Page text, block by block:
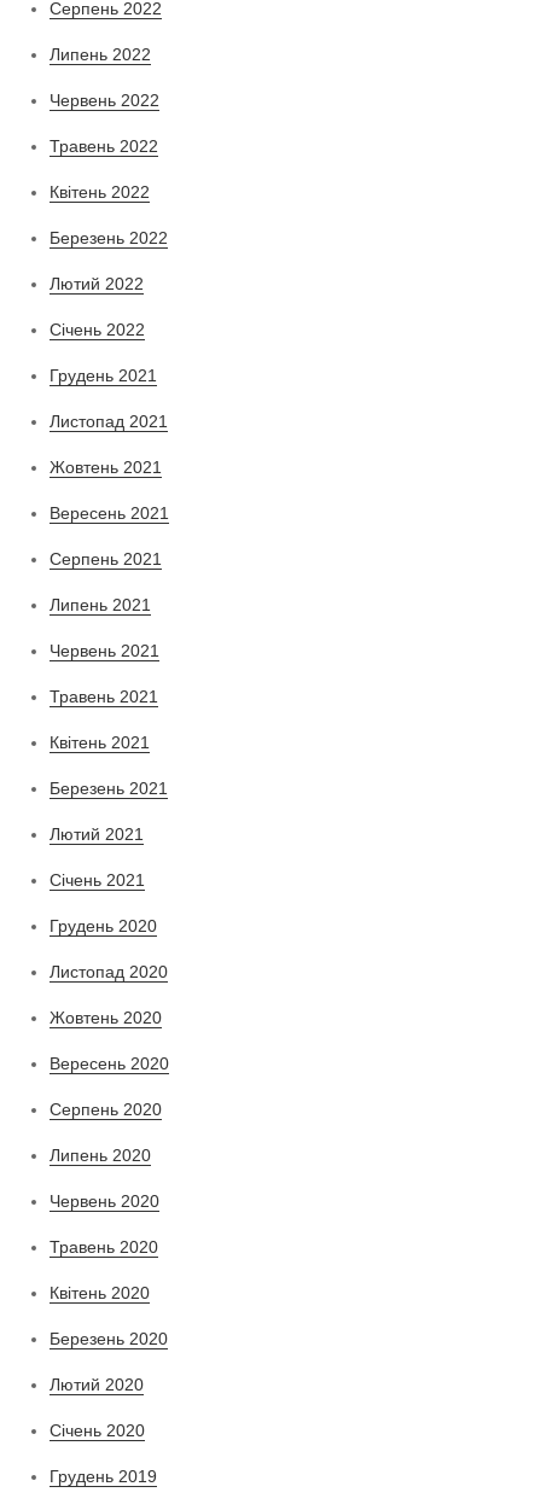
Серпень 2022
Липень 2022
Червень 2022
Травень 2022
Квітень 2022
Березень 2022
Лютий 2022
Січень 2022
Грудень 2021
Листопад 2021
Жовтень 2021
Вересень 2021
Серпень 2021
Липень 2021
Червень 2021
Травень 2021
Квітень 2021
Березень 2021
Лютий 2021
Січень 2021
Грудень 2020
Листопад 2020
Жовтень 2020
Вересень 2020
Серпень 2020
Липень 2020
Червень 2020
Травень 2020
Квітень 2020
Березень 2020
Лютий 2020
Січень 2020
Грудень 2019